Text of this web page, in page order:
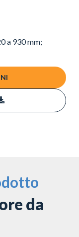
a 930 mm;
da